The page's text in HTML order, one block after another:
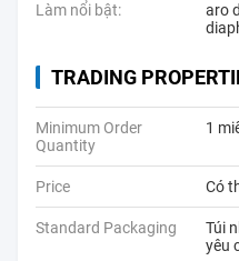
Làm nổi bật: aro
TRADING
Minimum Order
Quantity
1
Price Có
Standard Packaging
Túi
yêu